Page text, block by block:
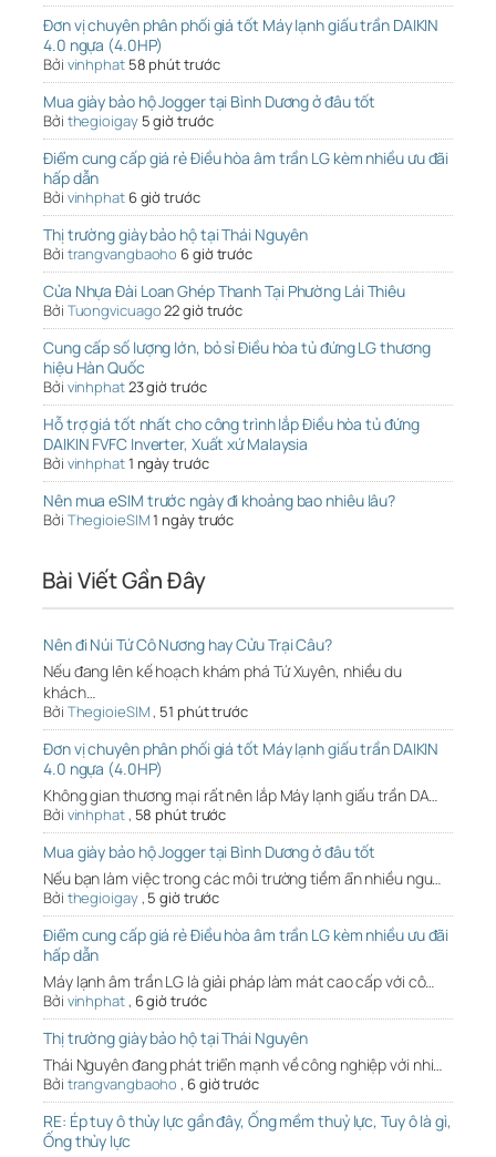
Đơn vị chuyên phân phối giá tốt Máy lạnh giấu trần DAIKIN
4.0 ngựa (4.0HP)
Bởi vinhphat 58 phút trước
Mua giày bảo hộ Jogger tại Bình Dương ở đâu tốt
Bởi thegioigay 5 giờ trước
Điểm cung cấp giá rẻ Điều hòa âm trần LG kèm nhiều ưu đãi
hấp dẫn
Bởi vinhphat 6 giờ trước
Thị trường giày bảo hộ tại Thái Nguyên
Bởi trangvangbaoho 6 giờ trước
Cửa Nhựa Đài Loan Ghép Thanh Tại Phường Lái Thiêu
Bởi Tuongvicuago22 giờ trước
Cung cấp số lượng lớn, bỏ sỉ Điều hòa tủ đứng LG thương
hiệu Hàn Quốc
Bởi vinhphat23 giờ trước
Hỗ trợ giá tốt nhất cho công trình lắp Điều hòa tủ đứng
DAIKIN FVFC Inverter, Xuất xứ Malaysia
Bởi vinhphat1 ngày trước
Nên mua eSIM trước ngày đi khoảng bao nhiêu lâu?
Bởi ThegioieSIM1 ngày trước
Bài Viết Gần Đây
Nên đi Núi Tứ Cô Nương hay Cửu Trại Câu?
Nếu đang lên kế hoạch khám phá Tứ Xuyên, nhiều du
khách…
Bởi ThegioieSIM, 51 phút trước
Đơn vị chuyên phân phối giá tốt Máy lạnh giấu trần DAIKIN
4.0 ngựa (4.0HP)
Không gian thương mại rất nên lắp Máy lạnh giấu trần DA…
Bởi vinhphat, 58 phút trước
Mua giày bảo hộ Jogger tại Bình Dương ở đâu tốt
Nếu bạn làm việc trong các môi trường tiềm ẩn nhiều ngu…
Bởi thegioigay, 5 giờ trước
Điểm cung cấp giá rẻ Điều hòa âm trần LG kèm nhiều ưu đãi
hấp dẫn
Máy lạnh âm trần LG là giải pháp làm mát cao cấp với cô…
Bởi vinhphat, 6 giờ trước
Thị trường giày bảo hộ tại Thái Nguyên
Thái Nguyên đang phát triển mạnh về công nghiệp với nhi…
Bởi trangvangbaoho , 6 giờ trước
RE: Ép tuy ô thủy lực gần đây, Ống mềm thuỷ lực, Tuy ô là gì,
Ống thủy lực